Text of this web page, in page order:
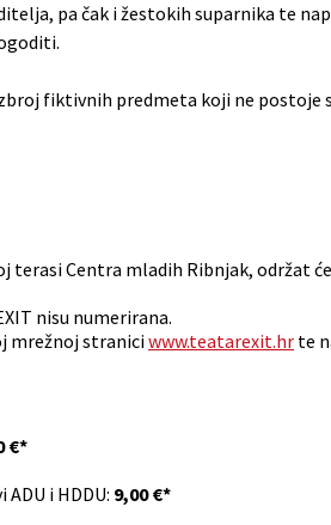
pa čak i žestokih suparnika te
fiktivnih predmeta koji ne postoje
Centra mladih Ribnjak, održat
nisu numerirana.
mrežnoj straniciwww.teatarexit.hr te
€*
i HDDU: 9,00 €*